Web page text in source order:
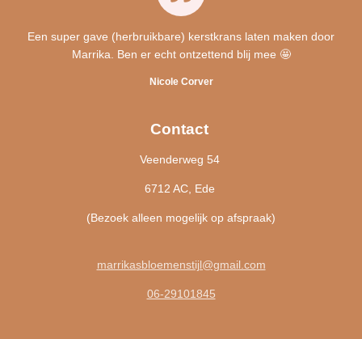
Een super gave (herbruikbare) kerstkrans laten maken door
Marrika. Ben er echt ontzettend blij mee 🤩
Nicole Corver
Contact
Veenderweg 54
6712 AC, Ede
(Bezoek alleen mogelijk op afspraak)
marrikasbloemenstijl@gmail.com
06-29101845